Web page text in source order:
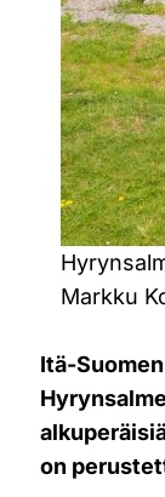
Markku
Itä-
on